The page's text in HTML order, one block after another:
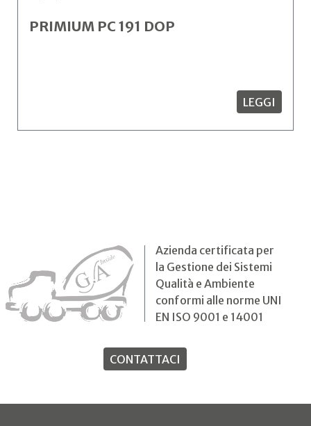
PRIMIUM PC 191 DOP
LEGGI
Azienda certificata per
la Gestione dei Sistemi
Qualità e Ambiente
conformi alle norme UNI
EN ISO 9001 e 14001
CONTATTACI